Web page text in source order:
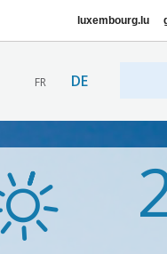
luxembourg.lu
FR DE